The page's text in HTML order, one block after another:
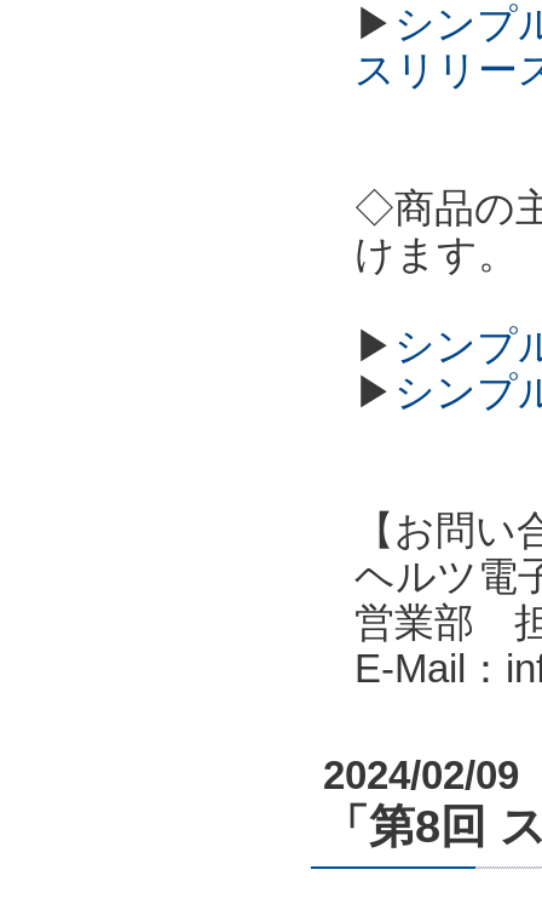
▶ シンプ
スリリー
◇商品の
けます。
▶ シンプ
▶ シンプ
【お問い
ヘルツ電
営業部
E-Mail：
2024/02/09
「第8回